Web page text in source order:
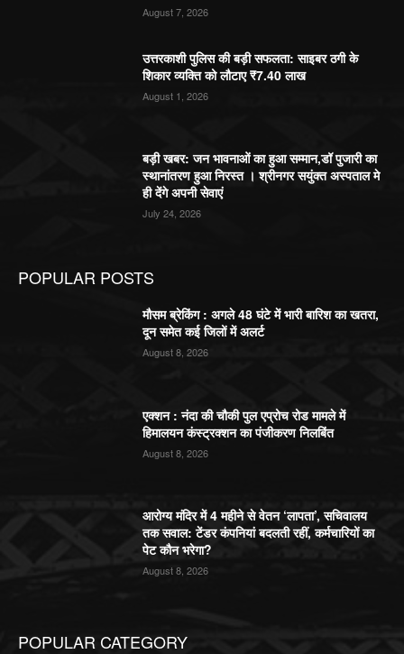
August 7, 2026
उत्तरकाशी पुलिस की बड़ी सफलता: साइबर ठगी के
शिकार व्यक्ति को लौटाए ₹7.40 लाख
August 1, 2026
बड़ी खबर: जन भावनाओं का हुआ सम्मान,डॉ पुजारी का
स्थानांतरण हुआ निरस्त । श्रीनगर सयुंक्त अस्पताल मे
ही देंगे अपनी सेवाएं
July 24, 2026
POPULAR POSTS
मौसम ब्रेकिंग : अगले 48 घंटे में भारी बारिश का खतरा,
दून समेत कई जिलों में अलर्ट
August 8, 2026
एक्शन : नंदा की चौकी पुल एप्रोच रोड मामले में
हिमालयन कंस्ट्रक्शन का पंजीकरण निलबिंत
August 8, 2026
आरोग्य मंदिर में 4 महीने से वेतन ‘लापता’, सचिवालय
तक सवाल: टेंडर कंपनियां बदलती रहीं, कर्मचारियों का
पेट कौन भरेगा?
August 8, 2026
POPULAR CATEGORY